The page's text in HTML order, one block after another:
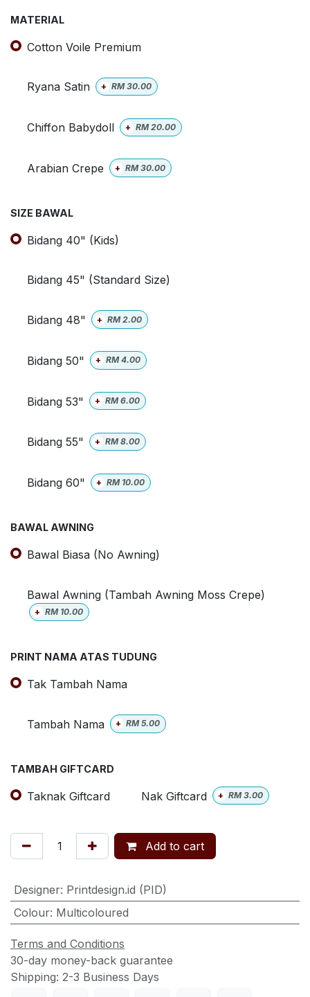
MATERIAL
Cotton Voile Premium
Ryana Satin + RM30.00
Chiffon Babydoll + RM20.00
Arabian Crepe + RM30.00
SIZE BAWAL
Bidang 40" (Kids)
Bidang 45" (Standard Size)
Bidang 48" + RM2.00
Bidang 50" + RM4.00
Bidang 53" + RM6.00
Bidang 55" + RM8.00
Bidang 60" + RM 10.00
BAWAL AWNING
Bawal Biasa (No Awning)
Bawal Awning (Tambah Awning Moss Crepe)
+ RM 10.00
PRINT NAMA ATAS TUDUNG
Tak Tambah Nama
Tambah Nama + RM5.00
TAMBAH GIFTCARD
Taknak Giftcard Nak Giftcard + RM3.00
Add to cart
Designer: Printdesign.id (PID)
Colour: Multicoloured
Terms and Conditions
30-day money-back guarantee
Shipping: 2-3 Business Days